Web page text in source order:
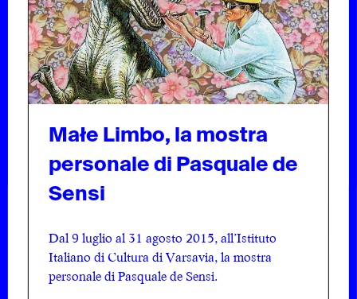
Małe Limbo, la mostra
personale di Pasquale de
Sensi
Dal 9 luglio al 31 agosto 2015, all’Istituto
Italiano di Cultura di Varsavia, la mostra
personale di Pasquale de Sensi.